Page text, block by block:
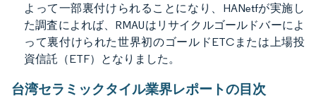
よって一部裏付けられることになり、HANetfが実施し
た調査によれば、RMAUはリサイクルゴールドバーによ
って裏付けられた世界初のゴールドETCまたは上場投
資信託（ETF）となりました。
台湾セラミックタイル業界レポートの目次